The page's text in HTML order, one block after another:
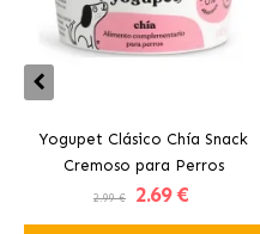
Yogupet Clásico Chía Snack
Cremoso para Perros
2.99 € 2.69 €